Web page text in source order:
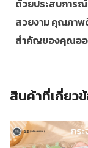
ด้วยประสบการณ์
สวยงาม คุณภาพ
สำคัญของคุณอ
สินค้าที่เกี่ยว